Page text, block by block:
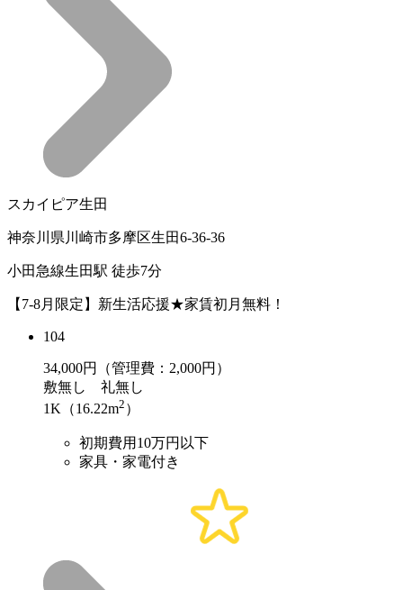
スカイピア生田
神奈川県川崎市多摩区生田6-36-36
小田急線生田駅 徒歩7分
【7-8月限定】新生活応援★家賃初月無料！
104
34,000円（管理費：2,000円）
敷無し 礼無し
1K（16.22m2 ）
初期費用10万円以下
家具・家電付き